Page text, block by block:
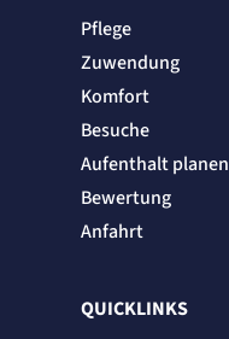
Pflege
Zuwendung
Komfort
Besuche
Aufenthalt planen
Bewertung
Anfahrt
QUICKLINKS